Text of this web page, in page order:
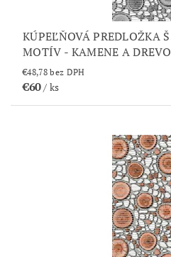
KÚPEĽŇOVÁ PREDLOŽKA
MOTÍV - KAMENE A
€48,78 bez DPH
€60/ ks